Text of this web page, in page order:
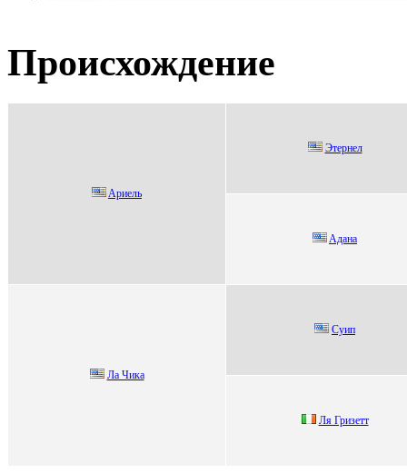
Происхождение
Apиель
Этернел
Aдaнa
Ла Чика
Cуип
Ля Гризeтт